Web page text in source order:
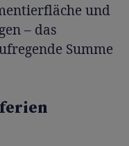
und
– das
Summe